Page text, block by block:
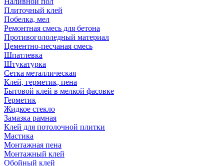
Плиточный клей
Побелка, мел
Ремонтная смесь для бетона
Противогололедный материал
Цементно-песчаная смесь
Шпатлевка
Штукатурка
Сетка металлическая
Клей, герметик, пена
Бытовой клей в мелкой фасовке
Герметик
Жидкое стекло
Замазка рамная
Клей для потолочной плитки
Мастика
Монтажная пена
Монтажный клей
Обойный клей